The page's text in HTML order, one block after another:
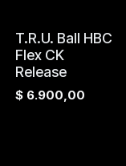
T.R.U. Ball HBC
Flex CK
Release
$ 6.900,00